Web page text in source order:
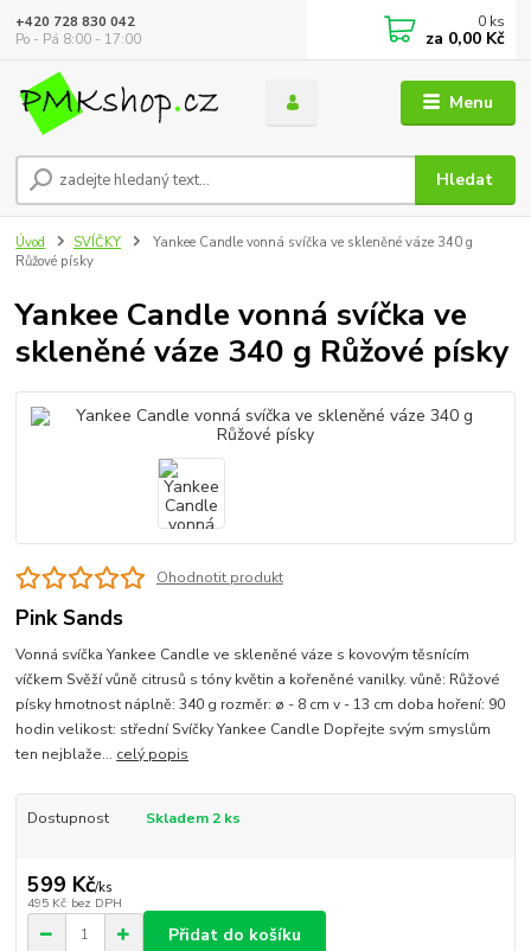
Menu
Hledat
+420 728 830 042
Po - Pá 8:00 - 17:00
0 ks
za 0,00 Kč
Úvod SVÍČKY
Yankee Candle vonná svíčka ve skleněné váze 340 g
Růžové písky
Yankee Candle vonná svíčka ve
skleněné váze 340 g Růžové písky
Ohodnotit produkt
Pink Sands
Vonná svíčka Yankee Candle ve skleněné váze s kovovým těsnícím
víčkem Svěží vůně citrusů s tóny květin a kořeněné vanilky. vůně: Růžové
písky hmotnost náplně: 340 g rozměr: ø - 8 cm v - 13 cm doba hoření: 90
hodin velikost: střední Svíčky Yankee Candle Dopřejte svým smyslům
ten nejblaže... celý popis
Dostupnost Skladem 2 ks
599 Kč/ks
495 Kč bez DPH
Přidat do košíku